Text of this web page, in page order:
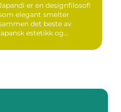
er en designfilosofi
elegant smelter
det beste av
estetikk og